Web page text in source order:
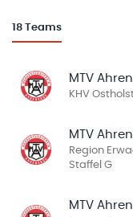
18 Teams
MTV
KHV
MTV
Region
Staffel G
MTV